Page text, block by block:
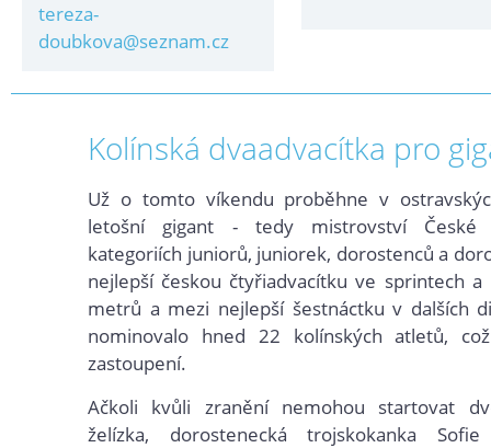
tereza-
doubkova@seznam.cz
Kolínská dvaadvacítka pro
Už o tomto víkendu proběhne v
letošní gigant - tedy mistrovství České
kategoriích juniorů, juniorek, dorostenců a
nejlepší českou čtyřiadvacítku ve sprintech
metrů a mezi nejlepší šestnáctku v dalších
nominovalo hned 22 kolínských atletů,
zastoupení.
Ačkoli kvůli zranění nemohou startovat
želízka, dorostenecká trojskokanka